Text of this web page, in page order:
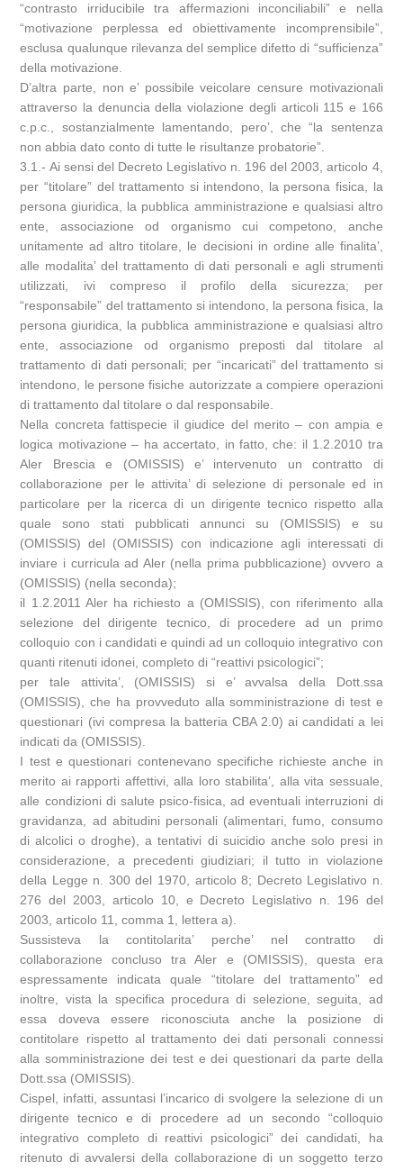
“contrasto irriducibile tra affermazioni inconciliabili” e nella
“motivazione perplessa ed obiettivamente incomprensibile”,
esclusa qualunque rilevanza del semplice difetto di “sufficienza”
della motivazione.
D’altra parte, non e’ possibile veicolare censure motivazionali
attraverso la denuncia della violazione degli articoli 115 e 166
c.p.c., sostanzialmente lamentando, pero’, che “la sentenza
non abbia dato conto di tutte le risultanze probatorie”.
3.1.- Ai sensi del Decreto Legislativo n. 196 del 2003, articolo 4,
per “titolare” del trattamento si intendono, la persona fisica, la
persona giuridica, la pubblica amministrazione e qualsiasi altro
ente, associazione od organismo cui competono, anche
unitamente ad altro titolare, le decisioni in ordine alle finalita’,
alle modalita’ del trattamento di dati personali e agli strumenti
utilizzati, ivi compreso il profilo della sicurezza; per
“responsabile” del trattamento si intendono, la persona fisica, la
persona giuridica, la pubblica amministrazione e qualsiasi altro
ente, associazione od organismo preposti dal titolare al
trattamento di dati personali; per “incaricati” del trattamento si
intendono, le persone fisiche autorizzate a compiere operazioni
di trattamento dal titolare o dal responsabile.
Nella concreta fattispecie il giudice del merito – con ampia e
logica motivazione – ha accertato, in fatto, che: il 1.2.2010 tra
Aler Brescia e (OMISSIS) e’ intervenuto un contratto di
collaborazione per le attivita’ di selezione di personale ed in
particolare per la ricerca di un dirigente tecnico rispetto alla
quale sono stati pubblicati annunci su (OMISSIS) e su
(OMISSIS) del (OMISSIS) con indicazione agli interessati di
inviare i curricula ad Aler (nella prima pubblicazione) ovvero a
(OMISSIS) (nella seconda);
il 1.2.2011 Aler ha richiesto a (OMISSIS), con riferimento alla
selezione del dirigente tecnico, di procedere ad un primo
colloquio con i candidati e quindi ad un colloquio integrativo con
quanti ritenuti idonei, completo di “reattivi psicologici”;
per tale attivita’, (OMISSIS) si e’ avvalsa della Dott.ssa
(OMISSIS), che ha provveduto alla somministrazione di test e
questionari (ivi compresa la batteria CBA 2.0) ai candidati a lei
indicati da (OMISSIS).
I test e questionari contenevano specifiche richieste anche in
merito ai rapporti affettivi, alla loro stabilita’, alla vita sessuale,
alle condizioni di salute psico-fisica, ad eventuali interruzioni di
gravidanza, ad abitudini personali (alimentari, fumo, consumo
di alcolici o droghe), a tentativi di suicidio anche solo presi in
considerazione, a precedenti giudiziari; il tutto in violazione
della Legge n. 300 del 1970, articolo 8; Decreto Legislativo n.
276 del 2003, articolo 10, e Decreto Legislativo n. 196 del
2003, articolo 11, comma 1, lettera a).
Sussisteva la contitolarita’ perche’ nel contratto di
collaborazione concluso tra Aler e (OMISSIS), questa era
espressamente indicata quale “titolare del trattamento” ed
inoltre, vista la specifica procedura di selezione, seguita, ad
essa doveva essere riconosciuta anche la posizione di
contitolare rispetto al trattamento dei dati personali connessi
alla somministrazione dei test e dei questionari da parte della
Dott.ssa (OMISSIS).
Cispel, infatti, assuntasi l’incarico di svolgere la selezione di un
dirigente tecnico e di procedere ad un secondo “colloquio
integrativo completo di reattivi psicologici” dei candidati, ha
ritenuto di avvalersi della collaborazione di un soggetto terzo